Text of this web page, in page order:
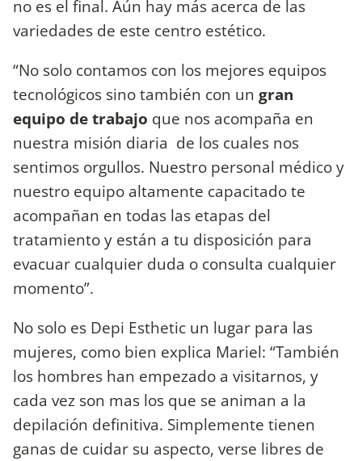
no es el final. Aún hay más acerca de las
variedades de este centro estético.
“No solo contamos con los mejores equipos
tecnológicos sino también con un gran
equipo de trabajo que nos acompaña en
nuestra misión diaria de los cuales nos
sentimos orgullos. Nuestro personal médico y
nuestro equipo altamente capacitado te
acompañan en todas las etapas del
tratamiento y están a tu disposición para
evacuar cualquier duda o consulta cualquier
momento”.
No solo es Depi Esthetic un lugar para las
mujeres, como bien explica Mariel: “También
los hombres han empezado a visitarnos, y
cada vez son mas los que se animan a la
depilación definitiva. Simplemente tienen
ganas de cuidar su aspecto, verse libres de